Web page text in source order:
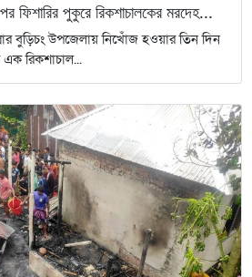
ফিশারির পুকুরে রিকশাচালকের মরদেহ...
বুড়িচং উপজেলায় নিখোঁজ হওয়ার তিন দিন
রিকশাচাল...